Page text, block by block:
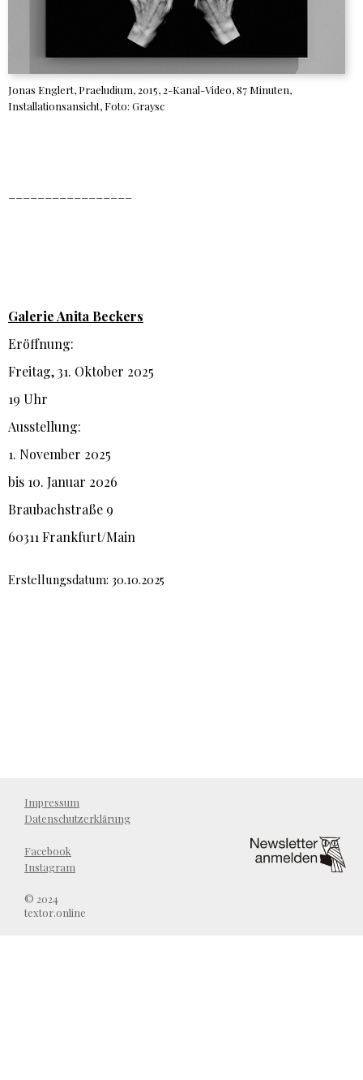
Jonas Englert, Praeludium, 2015, 2-Kanal-Video, 87 Minuten,
Installationsansicht, Foto: Graysc
Galerie Anita Beckers
Eröffnung:
Freitag, 31. Oktober 2025
19 Uhr
Ausstellung:
1. November 2025
bis 10. Januar 2026
Braubachstraße 9
60311 Frankfurt/Main
Erstellungsdatum: 30.10.2025
Impressum
Datenschutzerklärung
Facebook
Instagram
© 2024
textor.online